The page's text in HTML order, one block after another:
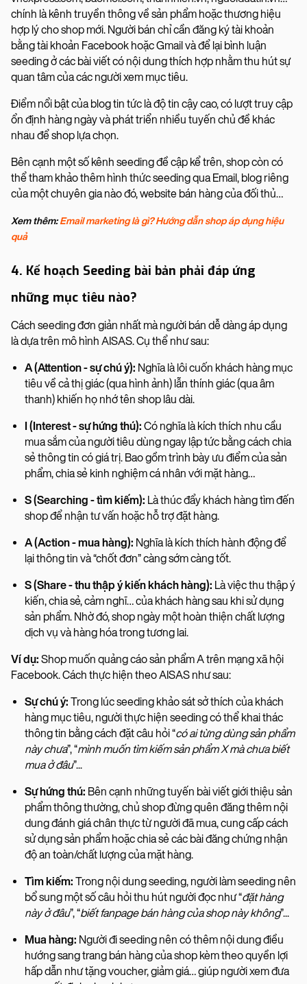
chính là kênh truyền thông về sản phẩm hoặc thương hiệu
hợp lý cho shop mới. Người bán chỉ cần đăng ký tài khoản
bằng tài khoản Facebook hoặc Gmail và để lại bình luận
seeding ở các bài viết có nội dung thích hợp nhằm thu hút sự
quan tâm của các người xem mục tiêu.
Điểm nổi bật của blog tin tức là độ tin cậy cao, có lượt truy cập
ổn định hàng ngày và phát triển nhiều tuyến chủ đề khác
nhau để shop lựa chọn.
Bên cạnh một số kênh seeding đề cập kể trên, shop còn có
thể tham khảo thêm hình thức seeding qua Email, blog riêng
của một chuyên gia nào đó, website bán hàng của đối thủ…
Xem thêm:Email marketing là gì? Hướng dẫn shop áp dụng hiệu
quả
4. Kế hoạch Seeding bài bản phải đáp ứng
những mục tiêu nào?
Cách seeding đơn giản nhất mà người bán dễ dàng áp dụng
là dựa trên mô hình AISAS. Cụ thể như sau:
A (Attention - sự chú ý): Nghĩa là lôi cuốn khách hàng mục
tiêu về cả thị giác (qua hình ảnh) lẫn thính giác (qua âm
thanh) khiến họ nhớ tên shop lâu dài.
I (Interest - sự hứng thú): Có nghĩa là kích thích nhu cầu
mua sắm của người tiêu dùng ngay lập tức bằng cách chia
sẻ thông tin có giá trị. Bao gồm trình bày ưu điểm của sản
phẩm, chia sẻ kinh nghiệm cá nhân với mặt hàng…
S (Searching - tìm kiếm): Là thúc đẩy khách hàng tìm đến
shop để nhận tư vấn hoặc hỗ trợ đặt hàng.
A (Action - mua hàng): Nghĩa là kích thích hành động để
lại thông tin và “chốt đơn” càng sớm càng tốt.
S (Share - thu thập ý kiến khách hàng): Là việc thu thập ý
kiến, chia sẻ, cảm nghĩ… của khách hàng sau khi sử dụng
sản phẩm. Nhờ đó, shop ngày một hoàn thiện chất lượng
dịch vụ và hàng hóa trong tương lai.
Ví dụ: Shop muốn quảng cáo sản phẩm A trên mạng xã hội
Facebook. Cách thực hiện theo AISAS như sau:
Sự chú ý: Trong lúc seeding khảo sát sở thích của khách
hàng mục tiêu, người thực hiện seeding có thể khai thác
thông tin bằng cách đặt câu hỏi “có ai từng dùng sản phẩm
này chưa”, “mình muốn tìm kiếm sản phẩm X mà chưa biết
mua ở đâu”...
Sự hứng thú: Bên cạnh những tuyến bài viết giới thiệu sản
phẩm thông thường, chủ shop đừng quên đăng thêm nội
dung đánh giá chân thực từ người đã mua, cung cấp cách
sử dụng sản phẩm hoặc chia sẻ các bài đăng chứng nhận
độ an toàn/chất lượng của mặt hàng.
Tìm kiếm: Trong nội dung seeding, người làm seeding nên
bổ sung một số câu hỏi thu hút người đọc như “đặt hàng
này ở đâu”, “biết fanpage bán hàng của shop này không”...
Mua hàng: Người đi seeding nên có thêm nội dung điều
hướng sang trang bán hàng của shop kèm theo quyền lợi
hấp dẫn như tặng voucher, giảm giá… giúp người xem đưa